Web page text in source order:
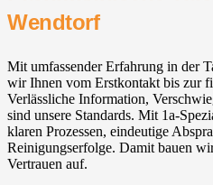
Wendtorf
Mit umfassender Erfahrung in der
wir Ihnen vom Erstkontakt bis zur
Verlässliche Information,
sind unsere Standards. Mit 1a-
klaren Prozessen, eindeutige
Reinigungserfolge. Damit bauen
Vertrauen auf.